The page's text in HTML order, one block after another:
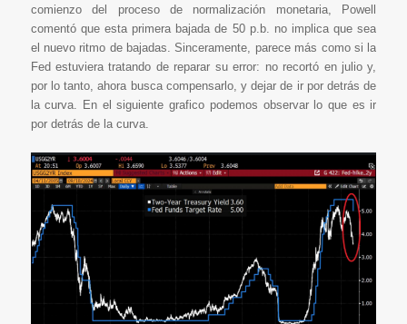
comienzo del proceso de normalización monetaria, Powell
comentó que esta primera bajada de 50 p.b. no implica que sea
el nuevo ritmo de bajadas. Sinceramente, parece más como si la
Fed estuviera tratando de reparar su error: no recortó en julio y,
por lo tanto, ahora busca compensarlo, y dejar de ir por detrás de
la curva. En el siguiente grafico podemos observar lo que es ir
por detrás de la curva.